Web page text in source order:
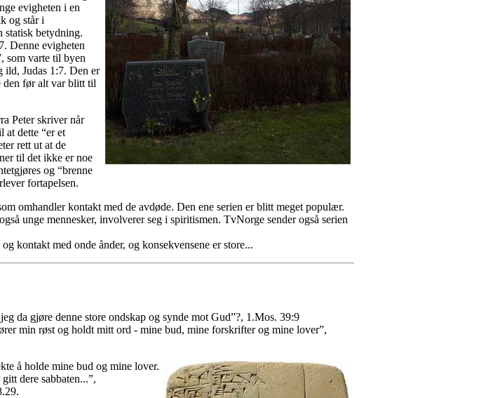
evigheten i en
og står i
statisk betydning.
Denne evigheten
som varte til byen
ild, Judas 1:7. Den er
den før alt var blitt til
Peter skriver når
at dette “er et
rett ut at de
til det ikke er noe
og “brenne
fortapelsen.
omhandler kontakt med de avdøde. Den ene serien er blitt meget populær.
unge mennesker, involverer seg i spiritismen. TvNorge sender også serien
kontakt med onde ånder, og konsekvensene er store...
da gjøre denne store ondskap og synde mot Gud”?, 1.Mos. 39:9
min røst og holdt mitt ord - mine bud, mine forskrifter og mine lover”,
å holde mine bud og mine lover.
dere sabbaten...”,